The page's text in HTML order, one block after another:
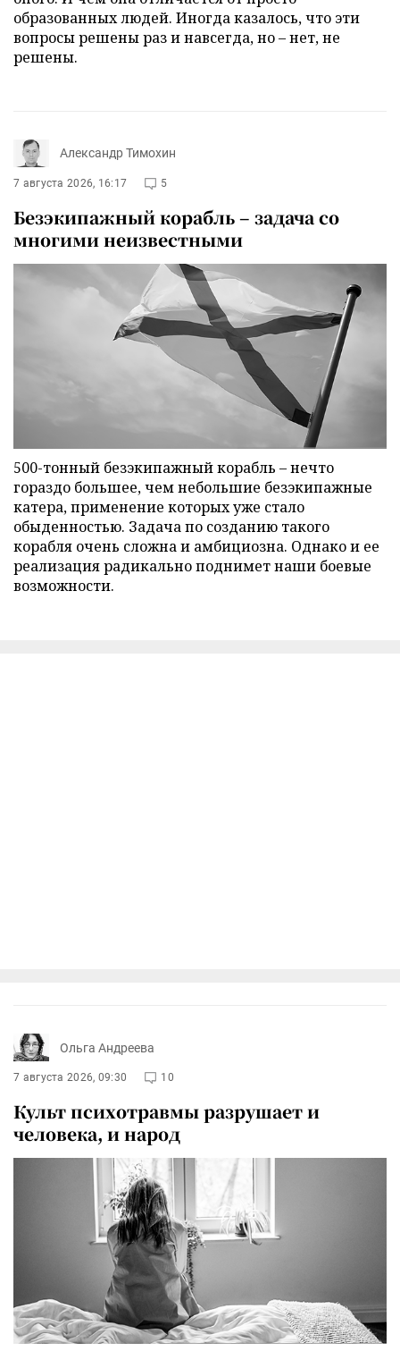
образованных людей. Иногда казалось, что эти
вопросы решены раз и навсегда, но – нет, не
решены.
Александр Тимохин
7 августа 2026, 16:17 5
Безэкипажный корабль – задача со
многими неизвестными
500-тонный безэкипажный корабль – нечто
гораздо большее, чем небольшие безэкипажные
катера, применение которых уже стало
обыденностью. Задача по созданию такого
корабля очень сложна и амбициозна. Однако и ее
реализация радикально поднимет наши боевые
возможности.
Ольга Андреева
7 августа 2026, 09:30 10
Культ психотравмы разрушает и
человека, и народ